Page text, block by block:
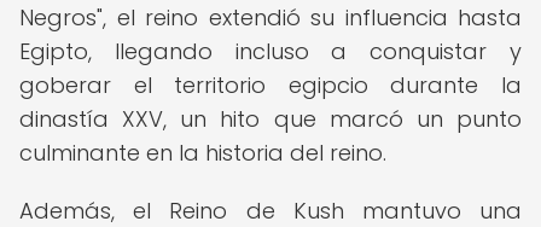
Negros", el reino extendió su influencia hasta
Egipto, llegando incluso a conquistar y
goberar el territorio egipcio durante la
dinastía XXV, un hito que marcó un punto
culminante en la historia del reino.
Además, el Reino de Kush mantuvo una